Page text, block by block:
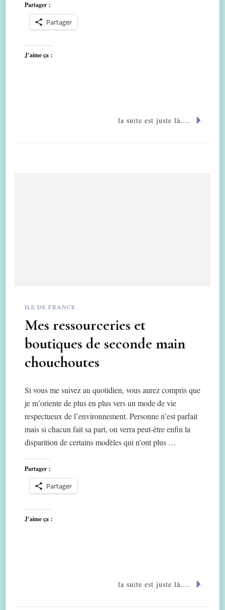
Partager :
Partager
J’aime ça :
la suite est juste là....
ILE DE FRANCE
Mes ressourceries et
boutiques de seconde main
chouchoutes
Si vous me suivez au quotidien, vous aurez compris que
je m’oriente de plus en plus vers un mode de vie
respectueux de l’environnement. Personne n’est parfait
mais si chacun fait sa part, on verra peut-être enfin la
disparition de certains modèles qui n’ont plus …
Partager :
Partager
J’aime ça :
la suite est juste là....